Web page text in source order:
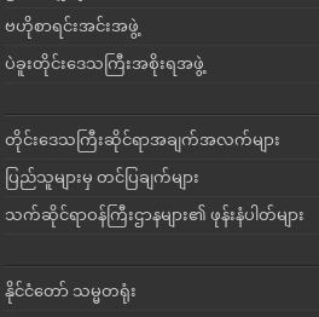
ဗဟိုစာရင်းအင်းအဖွဲ့
ပဲခူးတိုင်းဒေသကြီးအစိုးရအဖွဲ့
တိုင်းဒေသကြီးဆိုင်ရာအချက်အလက်များ
ပြည်သူများမှ တင်ပြချက်များ
သက်ဆိုင်ရာဝန်ကြီးဌာနများ၏ ဖုန်းနံပါတ်များ
နိုင်ငံတော် သမ္မတရုံး